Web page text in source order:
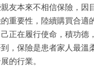
友本來不相信保險，因
重要性，陸續購買合適
正在履行使命，積功德
，保險是患者家人最溫
的行業。